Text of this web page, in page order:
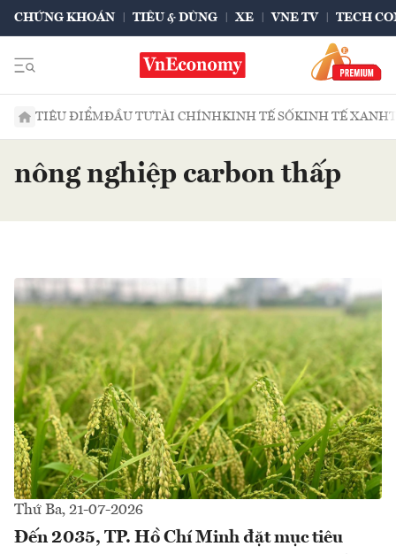
CHỨNG KHOÁN TIÊU & DÙNG XE VNE TV TECH
TIÊU ĐIỂMĐẦU TƯTÀI CHÍNHKINH TẾ SỐKINH TẾ XANH
nông nghiệp carbon thấp
Thứ Ba, 21-07-2026
Đến 2035, TP. Hồ Chí Minh đặt mục tiêu